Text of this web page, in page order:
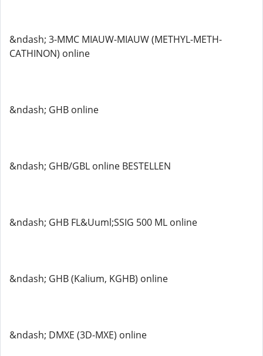
&ndash; 3-MMC MIAUW-MIAUW (METHYL-METH-
CATHINON) online
&ndash; GHB online
&ndash; GHB/GBL online BESTELLEN
&ndash; GHB FL&Uuml;SSIG 500 ML online
&ndash; GHB (Kalium, KGHB) online
&ndash; DMXE (3D-MXE) online